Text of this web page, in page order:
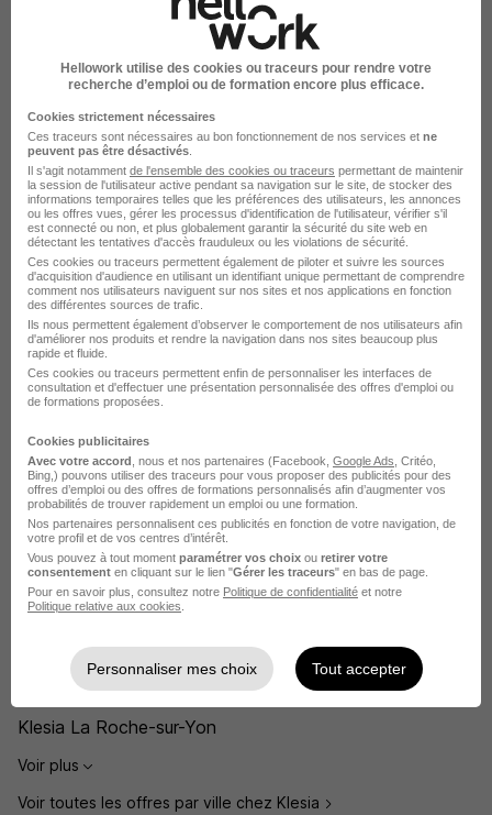
Entreprise Montpellier
DÉPOSEZ VOTRE CV
Rendez votre CV accessible à l’ensemble des
recruteurs de la CVthèque Hellowork.
Rendre mon CV visible
L'emploi chez Klesia par Ville
Klesia Paris
Klesia Montreuil
Klesia Lyon
Klesia Rennes
Klesia Carcassonne
Klesia La Roche-sur-Yon
Voir plus
Voir toutes les offres par ville chez Klesia
Hellowork utilise des cookies ou traceurs pour rendre votre
recherche d’emploi ou de formation encore plus efficace.
Cookies strictement nécessaires
Ces traceurs sont nécessaires au bon fonctionnement de nos services et ne
peuvent pas être désactivés
Il s'agit notamment de l'ensemble des cookies ou traceurs permettant de maintenir
la session de l'utilisateur active pendant sa navigation sur le site, de stocker des
informations temporaires telles que les préférences des utilisateurs, les annonces
ou les offres vues, gérer les processus d'identification de l'utilisateur, vérifier s'il
est connecté ou non, et plus globalement garantir la sécurité du site web en
détectant les tentatives d'accès frauduleux ou les violations de sécurité.
Ces cookies ou traceurs permettent également de piloter et suivre les sources
d'acquisition d'audience en utilisant un identifiant unique permettant de comprendre
comment nos utilisateurs naviguent sur nos sites et nos applications en fonction
des différentes sources de trafic.
Ils nous permettent également d’observer le comportement de nos utilisateurs afin
d'améliorer nos produits et rendre la navigation dans nos sites beaucoup plus
rapide et fluide.
Ces cookies ou traceurs permettent enfin de personnaliser les interfaces de
consultation et d'effectuer une présentation personnalisée des offres d'emploi ou
de formations proposées.
Cookies publicitaires
Avec votre accord , nous et nos partenaires (Facebook, Google Ads , Critéo,
Bing,) pouvons utiliser des traceurs pour vous proposer des publicités pour des
offres d’emploi ou des offres de formations personnalisés afin d’augmenter vos
probabilités de trouver rapidement un emploi ou une formation.
Nos partenaires personnalisent ces publicités en fonction de votre navigation, de
votre profil et de vos centres d’intérêt.
Vous pouvez à tout moment paramétrer vos choix ou retirer votre
consentement en cliquant sur le lien "Gérer les traceurs" en bas de page.
Pour en savoir plus, consultez notre Politique de confidentialité et notre
Politique relative aux cookies
Personnaliser mes choix Tout accepter